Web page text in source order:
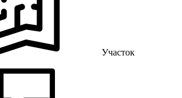
Участок